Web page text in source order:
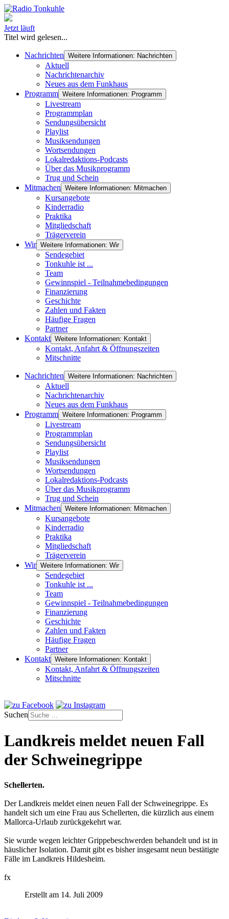
Jetzt läuft
Titel wird gelesen...
Nachrichten Weitere Informationen: Nachrichten
Aktuell
Nachrichtenarchiv
Neues aus dem Funkhaus
Programm Weitere Informationen: Programm
Livestream
Programmplan
Sendungsübersicht
Playlist
Musiksendungen
Wortsendungen
Lokalredaktions-Podcasts
Über das Musikprogramm
Trug und Schein
Mitmachen Weitere Informationen: Mitmachen
Kursangebote
Kinderradio
Praktika
Mitgliedschaft
Trägerverein
Wir Weitere Informationen: Wir
Sendegebiet
Tonkuhle ist ...
Team
Gewinnspiel - Teilnahmebedingungen
Finanzierung
Geschichte
Zahlen und Fakten
Häufige Fragen
Partner
Kontakt Weitere Informationen: Kontakt
Kontakt, Anfahrt & Öffnungszeiten
Mitschnitte
Nachrichten Weitere Informationen: Nachrichten
Aktuell
Nachrichtenarchiv
Neues aus dem Funkhaus
Programm Weitere Informationen: Programm
Livestream
Programmplan
Sendungsübersicht
Playlist
Musiksendungen
Wortsendungen
Lokalredaktions-Podcasts
Über das Musikprogramm
Trug und Schein
Mitmachen Weitere Informationen: Mitmachen
Kursangebote
Kinderradio
Praktika
Mitgliedschaft
Trägerverein
Wir Weitere Informationen: Wir
Sendegebiet
Tonkuhle ist ...
Team
Gewinnspiel - Teilnahmebedingungen
Finanzierung
Geschichte
Zahlen und Fakten
Häufige Fragen
Partner
Kontakt Weitere Informationen: Kontakt
Kontakt, Anfahrt & Öffnungszeiten
Mitschnitte
Suchen
Landkreis meldet neuen Fall
der Schweinegrippe
Schellerten.
Der Landkreis meldet einen neuen Fall der Schweinegrippe. Es
handelt sich um eine Frau aus Schellerten, die kürzlich aus einem
Mallorca-Urlaub zurückgekehrt war.
Sie wurde wegen leichter Grippebeschwerden behandelt und ist in
häuslicher Isolation. Damit gibt es bisher insgesamt neun bestätigte
Fälle im Landkreis Hildesheim.
fx
Erstellt am 14. Juli 2009